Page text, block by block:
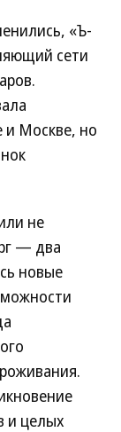
«Ъ-
сети
и Москве, но
не
— два
новые
и целых